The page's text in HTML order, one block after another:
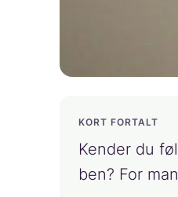
KORT FORTALT
Kender du
ben? For